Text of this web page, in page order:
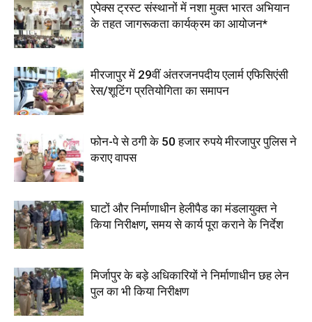
एपेक्स ट्रस्ट संस्थानों में नशा मुक्त भारत अभियान
के तहत जागरूकता कार्यक्रम का आयोजन*
मीरजापुर में 29वीं अंतरजनपदीय एलार्म एफिसिएंसी
रेस/शूटिंग प्रतियोगिता का समापन
फोन-पे से ठगी के 50 हजार रुपये मीरजापुर पुलिस ने
कराए वापस
घाटों और निर्माणाधीन हेलीपैड का मंडलायुक्त ने
किया निरीक्षण, समय से कार्य पूरा कराने के निर्देश
मिर्जापुर के बड़े अधिकारियों ने निर्माणाधीन छह लेन
पुल का भी किया निरीक्षण